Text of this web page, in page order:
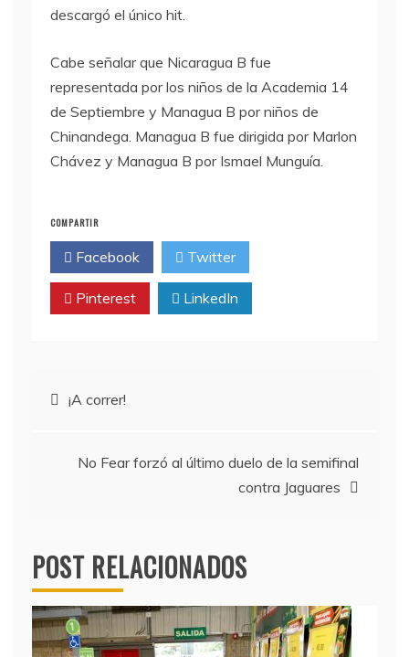
descargó el único hit.
Cabe señalar que Nicaragua B fue
representada por los niños de la Academia 14
de Septiembre y Managua B por niños de
Chinandega. Managua B fue dirigida por Marlon
Chávez y Managua B por Ismael Munguía.
COMPARTIR
Facebook Twitter
Pinterest LinkedIn
Navegación
¡A correr!
No Fear forzó al último duelo de la semifinal
contra Jaguares
POST RELACIONADOS